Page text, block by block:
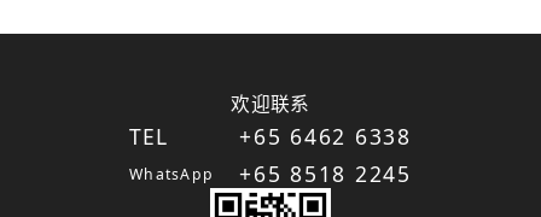
欢迎联系
TEL
WhatsApp
+65 6462 6338
+65 8518 2245